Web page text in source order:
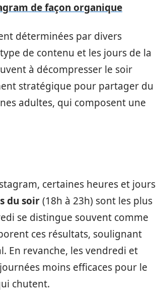
de façon organique
déterminées par divers
de contenu et les jours de la
à décompresser le soir
stratégique pour partager du
adultes, qui composent une
certaines heures et jours
du soir(18h à 23h) sont les plus
se distingue souvent comme
ces résultats, soulignant
En revanche, les vendredi et
moins efficaces pour le
chutent.